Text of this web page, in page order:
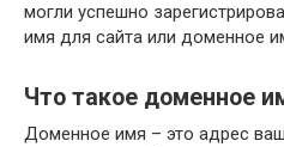
могли успешно
имя для сайта или доменное
Что такое доменное
Доменное имя – это адрес